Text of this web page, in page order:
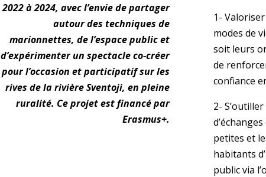
2022 à 2024, avec l’envie de partager
autour des techniques de
marionnettes, de l’espace public et
d’expérimenter un spectacle co-créer
pour l’occasion et participatif sur les
rives de la rivière Sventoji, en pleine
ruralité. Ce projet est financé par
Erasmus+.
1-
modes de
soit leurs
de
confiance
2-
petites et
habitants
public via